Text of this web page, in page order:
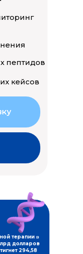
пептидов
кейсов
терапии в
долларов
294,58